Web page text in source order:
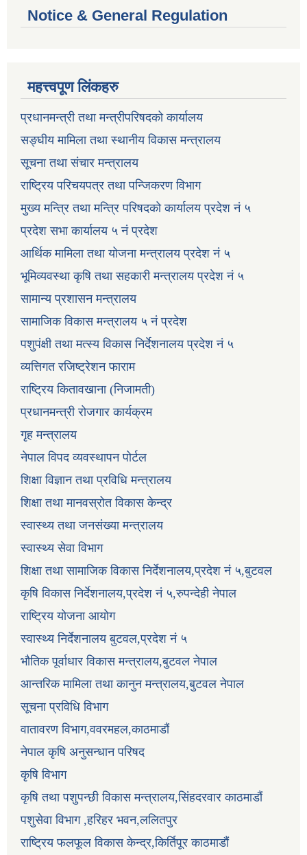
Notice & General Regulation
महत्त्वपूण लिंकहरु
प्रधानमन्त्री तथा मन्त्रीपरिषदको कार्यालय
सङ्घीय मामिला तथा स्थानीय विकास मन्त्रालय
सूचना तथा संचार मन्त्रालय
राष्ट्रिय परिचयपत्र तथा पन्जिकरण विभाग
मुख्य मन्त्रि तथा मन्त्रि परिषदको कार्यालय प्रदेश नं ५
प्रदेश सभा कार्यालय ५ नं प्रदेश
आर्थिक मामिला तथा योजना मन्त्रालय प्रदेश नं ५
भूमिव्यवस्था कृषि तथा सहकारी मन्त्रालय प्रदेश नं ५
सामान्य प्रशासन मन्त्रालय
सामाजिक विकास मन्त्रालय ५ नं प्रदेश
पशुपंक्षी तथा मत्स्य विकास निर्देशनालय प्रदेश नं ५
व्यत्तिगत रजिष्ट्रेशन फाराम
राष्ट्रिय कितावखाना (निजामती)
प्रधानमन्त्री रोजगार कार्यक्रम
गृह मन्त्रालय
नेपाल विपद व्यवस्थापन पोर्टल
शिक्षा विज्ञान तथा प्रविधि मन्त्रालय
शिक्षा तथा मानवस्रोत विकास केन्द्र
स्वास्थ्य तथा जनसंख्या मन्त्रालय
स्वास्थ्य सेवा विभाग
शिक्षा तथा सामाजिक विकास निर्देशनालय,प्रदेश नं ५,बुटवल
कृषि विकास निर्देशनालय,प्रदेश नं ५,रुपन्देही नेपाल
राष्ट्रिय योजना आयोग
स्वास्थ्य निर्देशनालय बुटवल,प्रदेश नं ५
भौतिक पूर्वाधार विकास मन्त्रालय,बुटवल नेपाल
आन्तरिक मामिला तथा कानुन मन्त्रालय,बुटवल नेपाल
सूचना प्रविधि विभाग
वातावरण विभाग,ववरमहल,काठमाडौं
नेपाल कृषि अनुसन्धान परिषद
कृषि विभाग
कृषि तथा पशुपन्छी विकास मन्त्रालय,सिंहदरवार काठमाडौं
पशुसेवा विभाग ,हरिहर भवन,ललितपुर
राष्ट्रिय फलफूल विकास केन्द्र,किर्तिपूर काठमाडौं